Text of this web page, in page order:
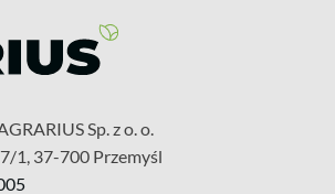
Sp. z o. o.
1, 37-700 Przemyśl